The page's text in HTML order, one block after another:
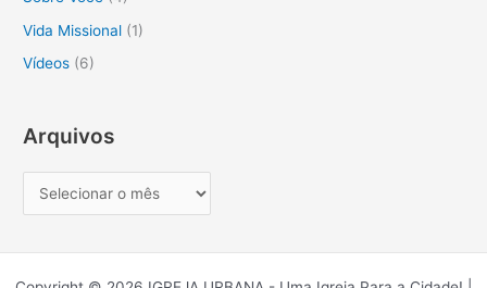
r
:
Vida Missional (1)
Vídeos (6)
Arquivos